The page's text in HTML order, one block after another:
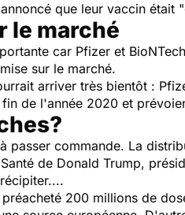
que leur vaccin était "
le marché
car Pfizer et
sur le marché.
arriver très bientôt :
de l'année 2020 et
passer commande. La
de Donald Trump,
200 millions de